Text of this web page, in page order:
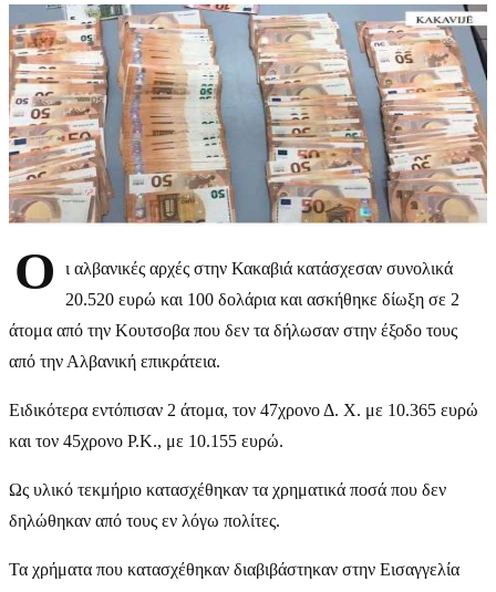
Ο
ι αλβανικές αρχές στην Κακαβιά κατάσχεσαν συνολικά
20.520 ευρώ και 100 δολάρια και ασκήθηκε δίωξη σε 2
άτομα από την Κουτσοβα που δεν τα δήλωσαν στην έξοδο τους
από την Αλβανική επικράτεια.
Ειδικότερα εντόπισαν 2 άτομα, τον 47χρονο Δ. Χ. με 10.365 ευρώ
και τον 45χρονο Ρ.Κ., με 10.155 ευρώ.
Ως υλικό τεκμήριο κατασχέθηκαν τα χρηματικά ποσά που δεν
δηλώθηκαν από τους εν λόγω πολίτες.
Τα χρήματα που κατασχέθηκαν διαβιβάστηκαν στην Εισαγγελία